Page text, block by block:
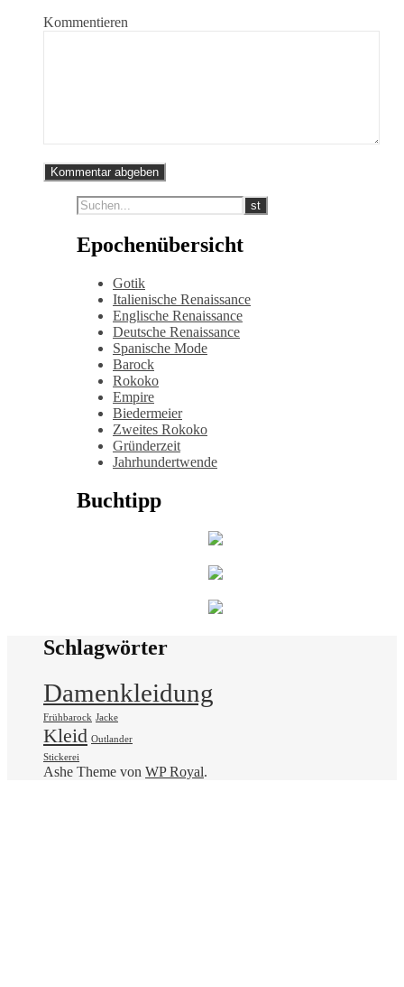
Kommentieren
Epochenübersicht
Gotik
Italienische Renaissance
Englische Renaissance
Deutsche Renaissance
Spanische Mode
Barock
Rokoko
Empire
Biedermeier
Zweites Rokoko
Gründerzeit
Jahrhundertwende
Buchtipp
Schlagwörter
Damenkleidung
Frühbarock Jacke
Kleid Outlander
Stickerei
Ashe Theme von WP Royal.